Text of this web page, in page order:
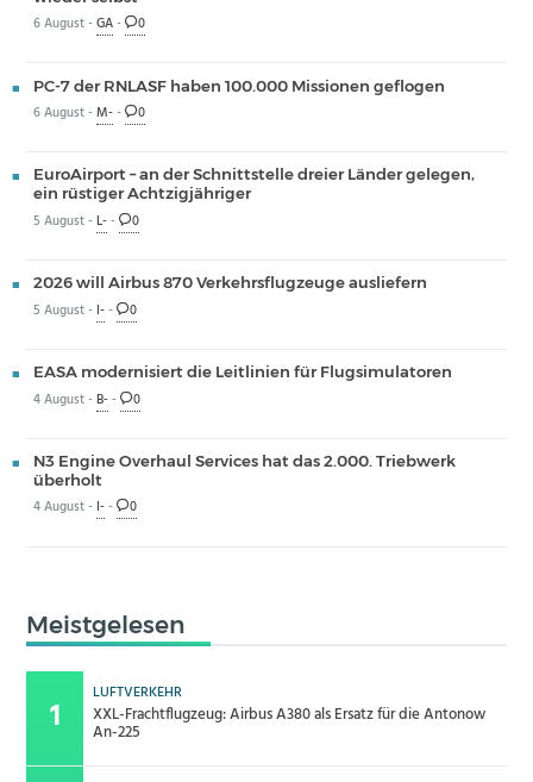
6 August -GA- 0
PC-7 der RNLASF haben 100.000 Missionen geflogen
6 August -M-- 0
EuroAirport – an der Schnittstelle dreier Länder gelegen,
ein rüstiger Achtzigjähriger
5 August -L-- 0
2026 will Airbus 870 Verkehrsflugzeuge ausliefern
5 August - I-- 0
EASA modernisiert die Leitlinien für Flugsimulatoren
4 August -B-- 0
N3 Engine Overhaul Services hat das 2.000. Triebwerk
überholt
4 August - I-- 0
Meistgelesen
LUFTVERKEHR
XXL-Frachtflugzeug: Airbus A380 als Ersatz für die Antonow
An-225